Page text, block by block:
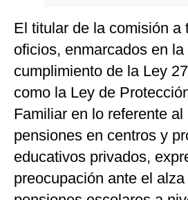
El titular de la comisión a
oficios, enmarcados en
cumplimiento de la Ley
como la Ley de
Familiar en lo referente al
pensiones en centros y
educativos privados,
preocupación ante el